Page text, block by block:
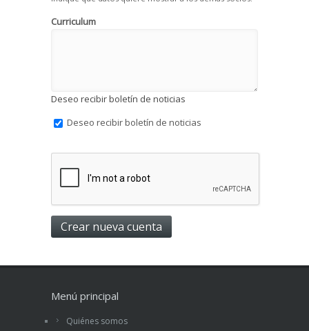
Curriculum
Deseo recibir boletín de noticias
Deseo recibir boletín de noticias
Menú principal
Quiénes somos